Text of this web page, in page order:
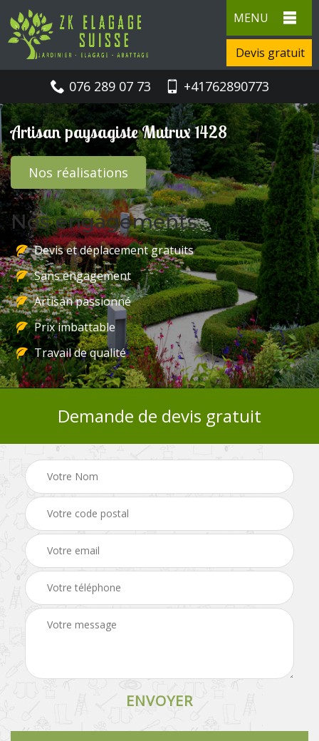
MENU
Devis gratuit
076 289 07 73 +41762890773
Artisan paysagiste Mutrux 1428
Nos réalisations
Nos engagements
Devis et déplacement gratuits
Sans engagement
Artisan passionné
Prix imbattable
Travail de qualité
Demande de devis gratuit